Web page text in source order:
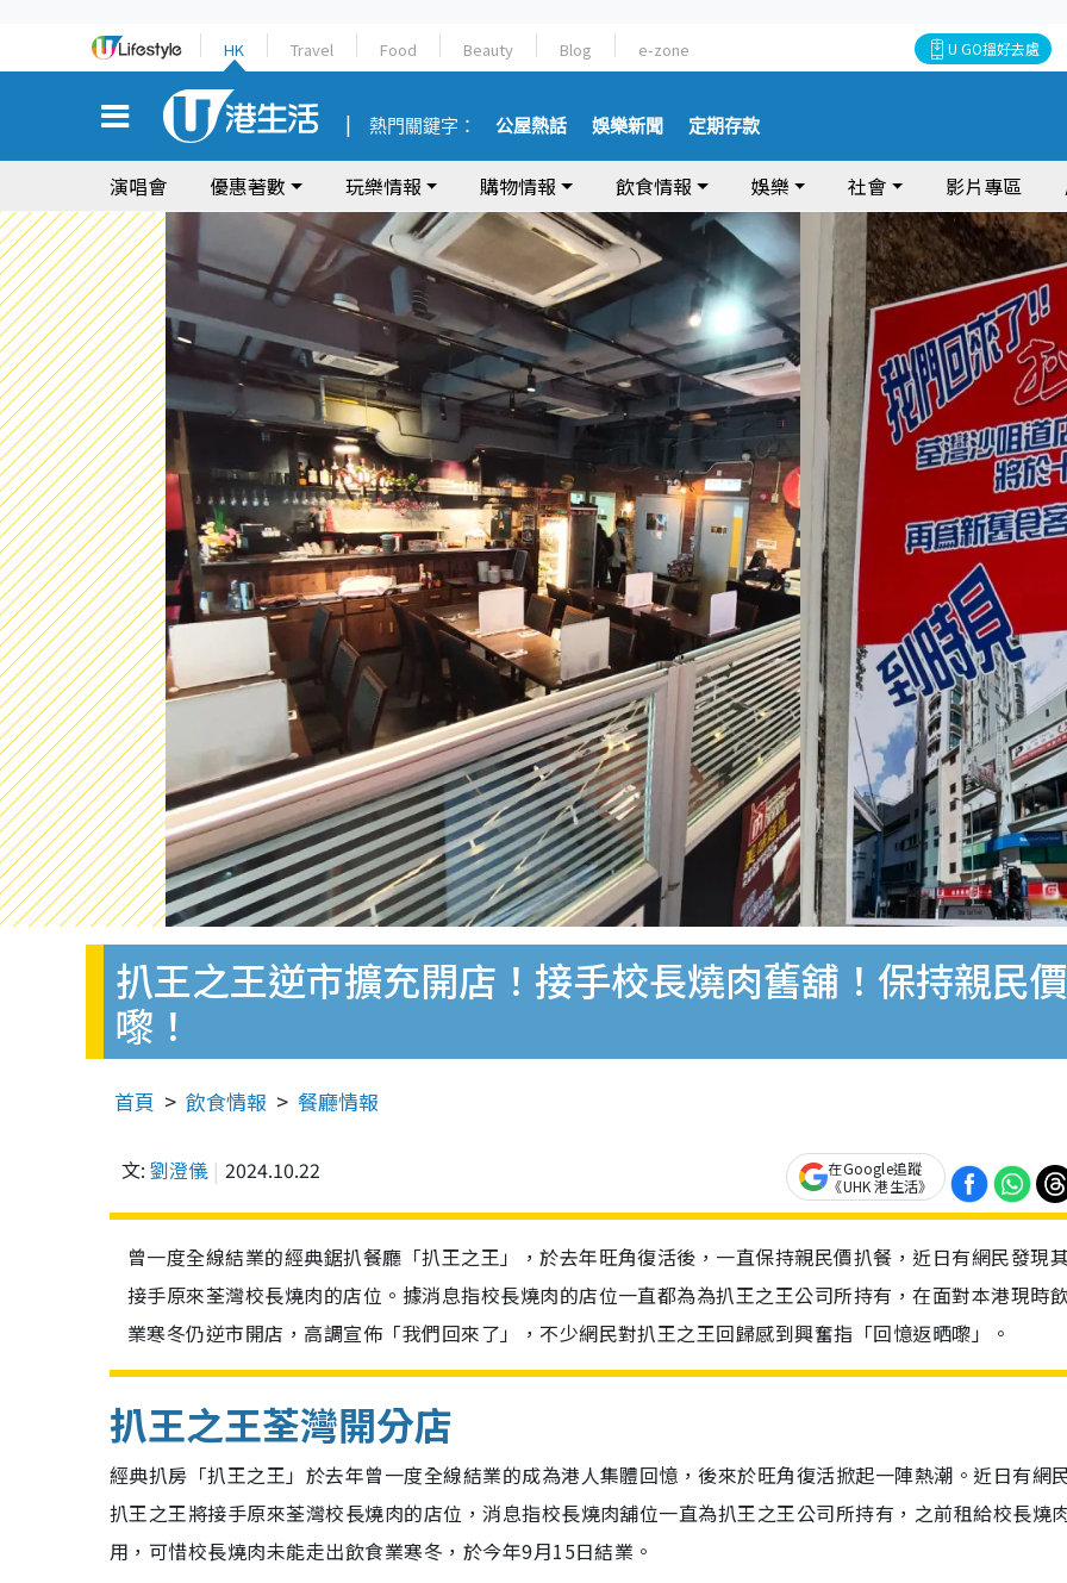
HK Travel Food Beauty Blog e-zone U GO搵好去處
熱門關鍵字： 公屋熱話 娛樂新聞 定期存款
演唱會 優惠著數 玩樂情報 購物情報 飲食情報 娛樂 社會 影片專區
扒王之王逆市擴充開店！接手校長燒肉舊舖！保持親民
嚟！
首頁 飲食情報 餐廳情報
文: 劉澄儀 2024.10.22
在Google追蹤
《UHK 港生活》
曾一度全線結業的經典鋸扒餐廳「扒王之王」，於去年旺角復活後，一直保持親民價扒餐，近日有網民發現
接手原來荃灣校長燒肉的店位。據消息指校長燒肉的店位一直都為為扒王之王公司所持有，在面對本港現時
業寒冬仍逆市開店，高調宣佈「我們回來了」，不少網民對扒王之王回歸感到興奮指「回憶返晒嚟」。
扒王之王荃灣開分店
經典扒房「扒王之王」於去年曾一度全線結業的成為港人集體回憶，後來於旺角復活掀起一陣熱潮。近日有網
扒王之王將接手原來荃灣校長燒肉的店位，消息指校長燒肉舖位一直為扒王之王公司所持有，之前租給校長燒
用，可惜校長燒肉未能走出飲食業寒冬，於今年9月15日結業。